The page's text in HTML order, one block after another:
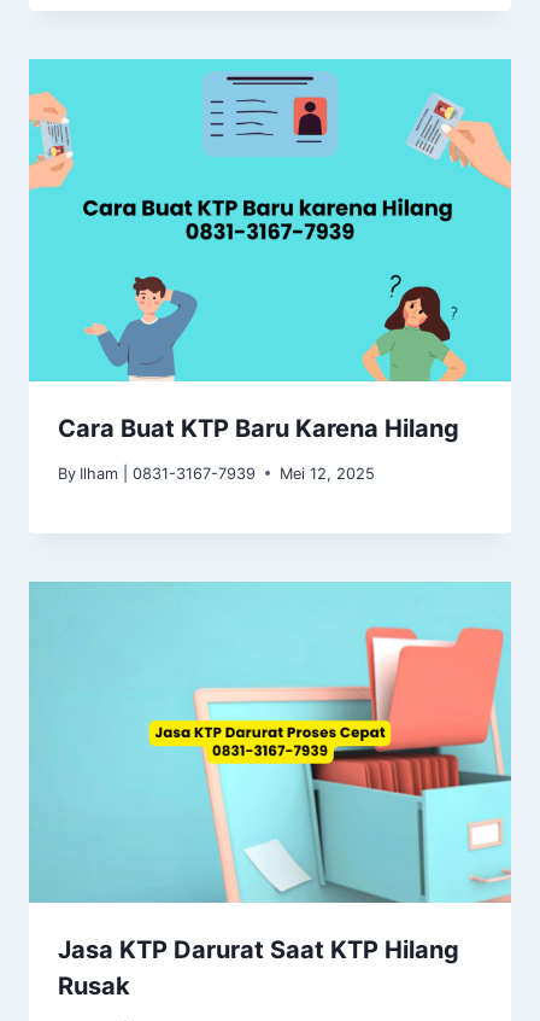
Cara Buat KTP Baru Karena Hilang
By Ilham | 0831-3167-7939 Mei 12, 2025
Jasa KTP Darurat Saat KTP Hilang
Rusak